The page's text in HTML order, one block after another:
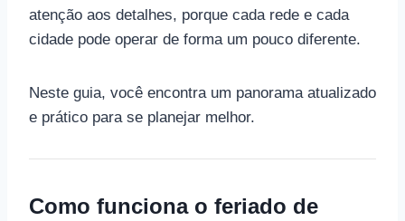
atenção aos detalhes, porque cada rede e cada
cidade pode operar de forma um pouco diferente.
Neste guia, você encontra um panorama atualizado
e prático para se planejar melhor.
Como funciona o feriado de